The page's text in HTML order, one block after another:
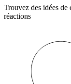
Trouvez des idées de
réactions